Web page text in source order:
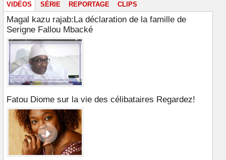
VIDÉOS SÉRIE REPORTAGE CLIPS
Magal kazu rajab:La déclaration de la famille de
Serigne Fallou Mbacké
Fatou Diome sur la vie des célibataires Regardez!